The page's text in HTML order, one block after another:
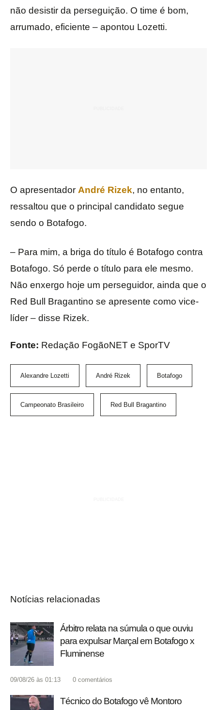
não desistir da perseguição. O time é bom,
arrumado, eficiente – apontou Lozetti.
O apresentador André Rizek, no entanto,
ressaltou que o principal candidato segue
sendo o Botafogo.
– Para mim, a briga do título é Botafogo contra
Botafogo. Só perde o título para ele mesmo.
Não enxergo hoje um perseguidor, ainda que o
Red Bull Bragantino se apresente como vice-
líder – disse Rizek.
Fonte: Redação FogãoNET e SporTV
Alexandre Lozetti André Rizek Botafogo
Campeonato Brasileiro Red Bull Bragantino
Notícias relacionadas
Árbitro relata na súmula o que ouviu
para expulsar Marçal em Botafogo x
Fluminense
09/08/26 às 01:13 0 comentários
Técnico do Botafogo vê Montoro